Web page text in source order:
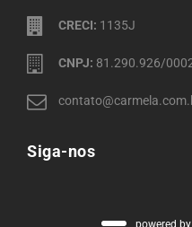
CRECI: 1135J
CNPJ: 81.290.926/
Siga-nos
powered